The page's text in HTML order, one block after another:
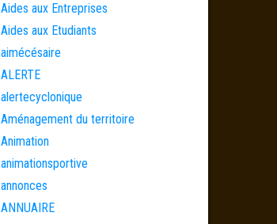
Aides aux Entreprises
Aides aux Etudiants
aimécésaire
ALERTE
alertecyclonique
Aménagement du territoire
Animation
animationsportive
annonces
ANNUAIRE